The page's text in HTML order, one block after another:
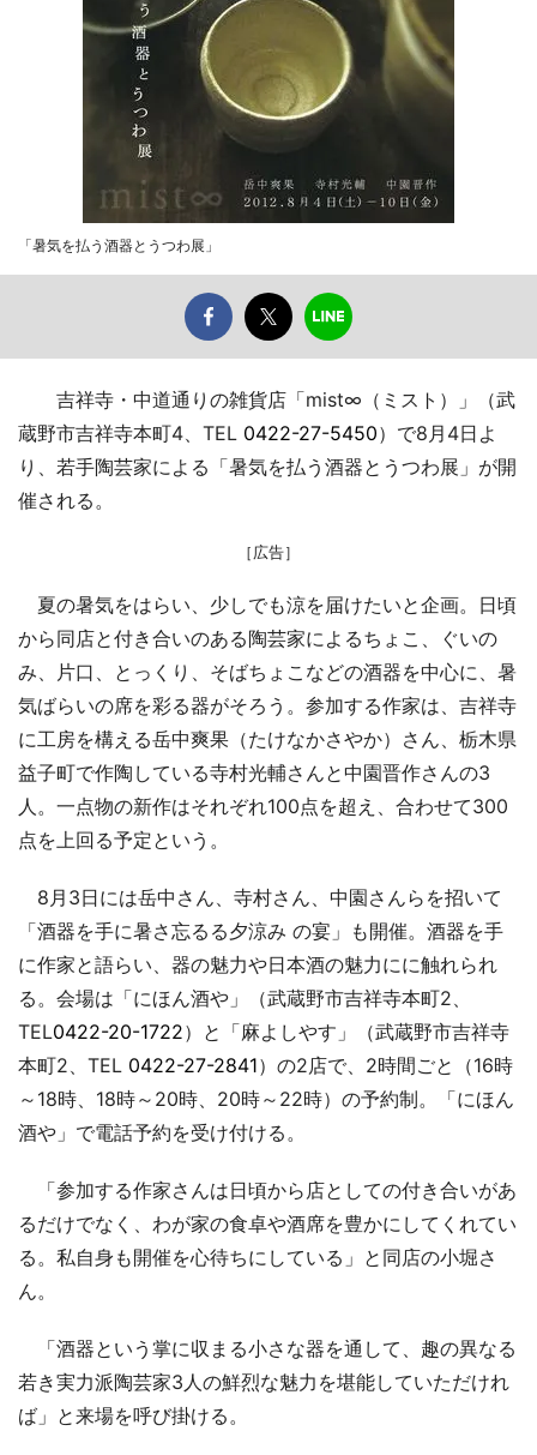
「暑気を払う酒器とうつわ展」
吉祥寺・中道通りの雑貨店「mist∞（ミスト）」（武
蔵野市吉祥寺本町4、TEL 0422-27-5450）で8月4日よ
り、若手陶芸家による「暑気を払う酒器とうつわ展」が開
催される。
［広告］
夏の暑気をはらい、少しでも涼を届けたいと企画。日頃
から同店と付き合いのある陶芸家によるちょこ、ぐいの
み、片口、とっくり、そばちょこなどの酒器を中心に、暑
気ばらいの席を彩る器がそろう。参加する作家は、吉祥寺
に工房を構える岳中爽果（たけなかさやか）さん、栃木県
益子町で作陶している寺村光輔さんと中園晋作さんの3
人。一点物の新作はそれぞれ100点を超え、合わせて300
点を上回る予定という。
8月3日には岳中さん、寺村さん、中園さんらを招いて
「酒器を手に暑さ忘るる夕涼み の宴」も開催。酒器を手
に作家と語らい、器の魅力や日本酒の魅力にに触れられ
る。会場は「にほん酒や」（武蔵野市吉祥寺本町2、
TEL0422-20-1722）と「麻よしやす」（武蔵野市吉祥寺
本町2、TEL 0422-27-2841）の2店で、2時間ごと（16時
～18時、18時～20時、20時～22時）の予約制。「にほん
酒や」で電話予約を受け付ける。
「参加する作家さんは日頃から店としての付き合いがあ
るだけでなく、わが家の食卓や酒席を豊かにしてくれてい
る。私自身も開催を心待ちにしている」と同店の小堀さ
ん。
「酒器という掌に収まる小さな器を通して、趣の異なる
若き実力派陶芸家3人の鮮烈な魅力を堪能していただけれ
ば」と来場を呼び掛ける。